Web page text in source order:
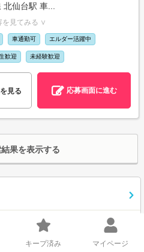
仙台駅 車...
を見てみる ∨
車通勤可 エルダー活躍中
歓迎 未経験歓迎
見る 応募画面に進む
果を表示する
キープ済み マイページ